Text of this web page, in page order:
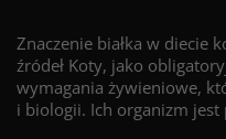
Znaczenie białka w diecie
źródeł Koty, jako
wymagania żywieniowe,
i biologii. Ich organizm